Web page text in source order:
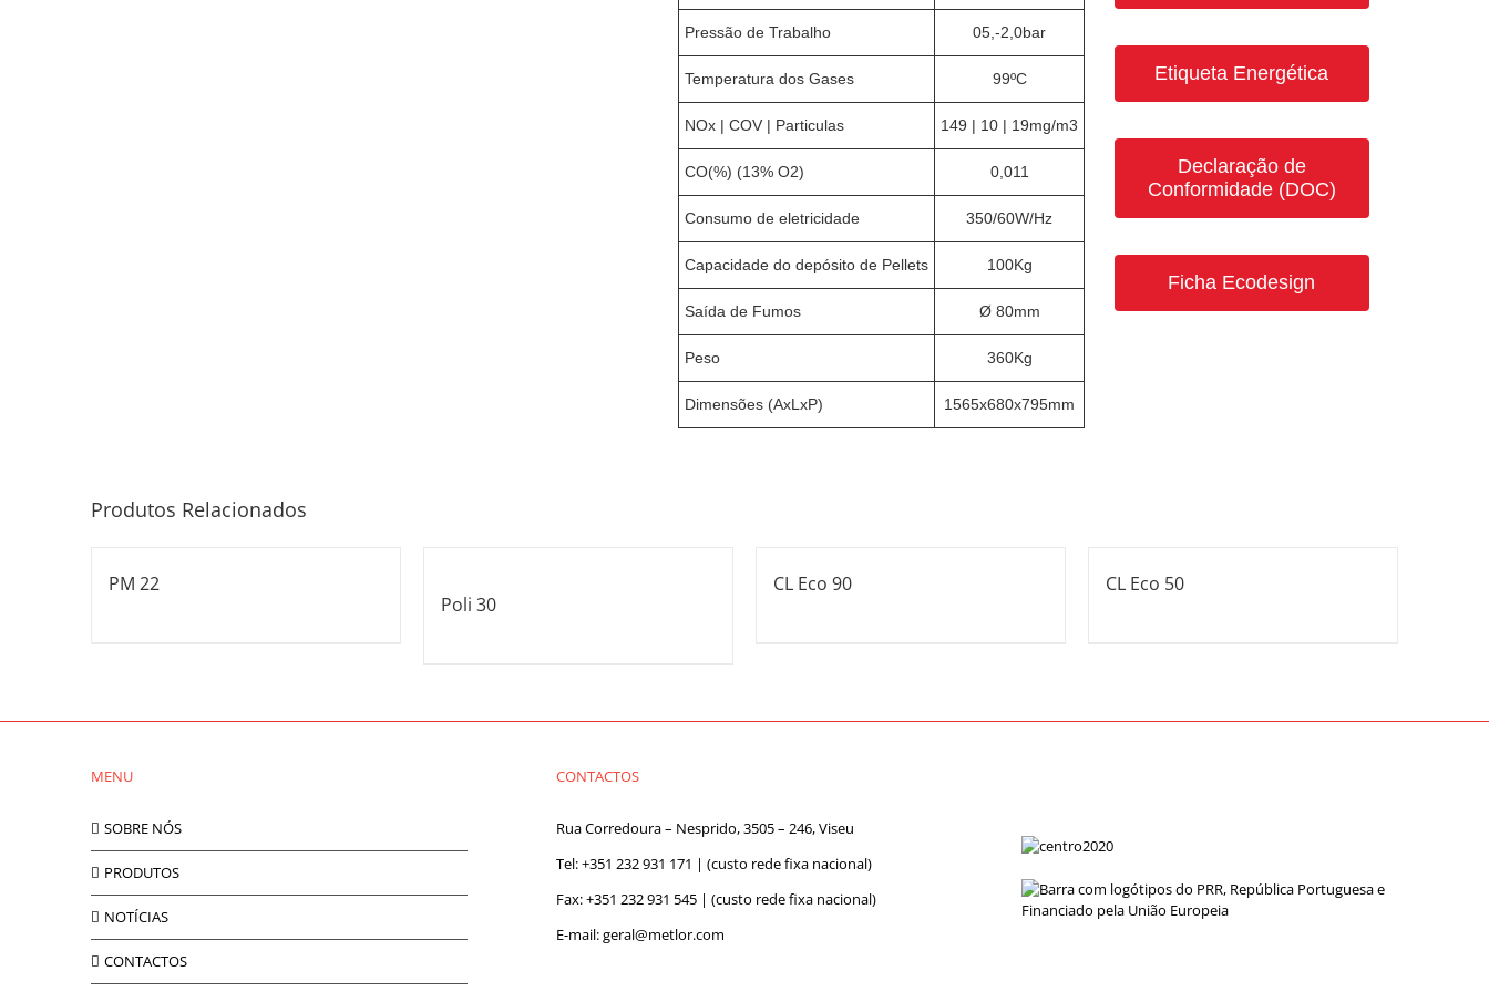
Pressão de Trabalho 05,-2,0bar
Temperatura dos Gases 99ºC
NOx | COV | Particulas 149 | 10 | 19mg/m3
CO(%) (13% O2) 0,011
Consumo de eletricidade 350/60W/Hz
Capacidade do depósito de Pellets 100Kg
Saída de Fumos Ø 80mm
Peso 360Kg
Dimensões (AxLxP) 1565x680x795mm
Etiqueta Energética
Declaração de
Conformidade (DOC)
Ficha Ecodesign
Produtos Relacionados
PM 22
Poli 30
CL Eco 90 CL Eco 50
MENU
SOBRE NÓS
PRODUTOS
NOTÍCIAS
CONTACTOS
CONTACTOS
Rua Corredoura – Nesprido, 3505 – 246, Viseu
Tel:+351 232 931 171 | (custo rede fixa nacional)
Fax: +351 232 931 545 | (custo rede fixa nacional)
E-mail:geral@metlor.com